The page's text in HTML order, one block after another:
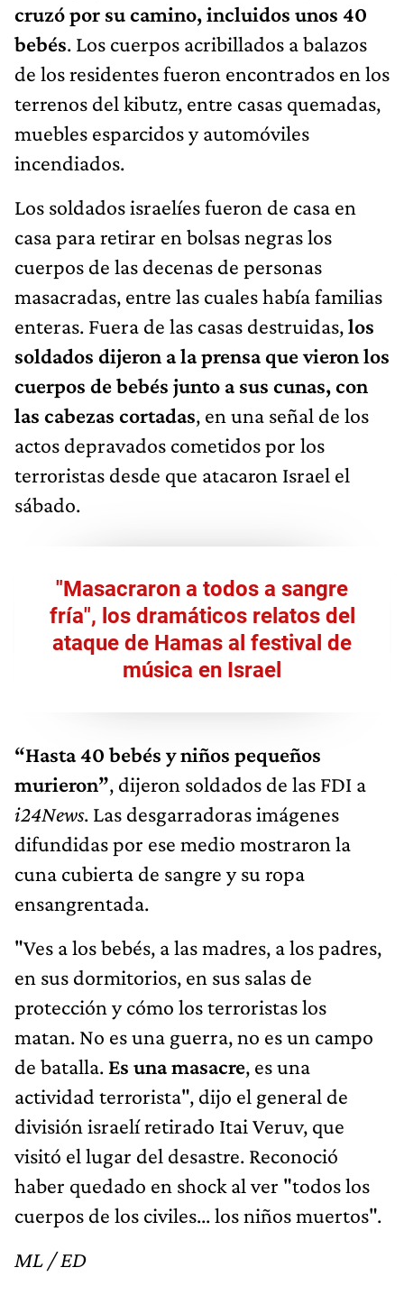
cruzó por su camino, incluidos unos 40
bebés. Los cuerpos acribillados a balazos
de los residentes fueron encontrados en los
terrenos del kibutz, entre casas quemadas,
muebles esparcidos y automóviles
incendiados.
Los soldados israelíes fueron de casa en
casa para retirar en bolsas negras los
cuerpos de las decenas de personas
masacradas, entre las cuales había familias
enteras. Fuera de las casas destruidas,los
soldados dijeron a la prensa que vieron los
cuerpos de bebés junto a sus cunas, con
las cabezas cortadas, en una señal de los
actos depravados cometidos por los
terroristas desde que atacaron Israel el
sábado.
"Masacraron a todos a sangre
fría", los dramáticos relatos del
ataque de Hamas al festival de
música en Israel
“Hasta 40 bebés y niños pequeños
murieron”, dijeron soldados de las FDI a
i24News. Las desgarradoras imágenes
difundidas por ese medio mostraron la
cuna cubierta de sangre y su ropa
ensangrentada.
"Ves a los bebés, a las madres, a los padres,
en sus dormitorios, en sus salas de
protección y cómo los terroristas los
matan. No es una guerra, no es un campo
de batalla. Es una masacre, es una
actividad terrorista", dijo el general de
división israelí retirado Itai Veruv, que
visitó el lugar del desastre. Reconoció
haber quedado en shock al ver "todos los
cuerpos de los civiles... los niños muertos".
ML / ED